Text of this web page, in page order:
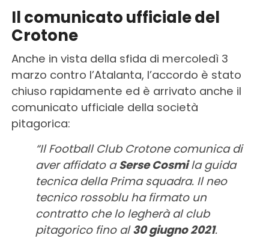
Il comunicato ufficiale del
Crotone
Anche in vista della sfida di mercoledì 3
marzo contro l’Atalanta, l’accordo è stato
chiuso rapidamente ed è arrivato anche il
comunicato ufficiale della società
pitagorica:
“Il Football Club Crotone comunica di
aver affidato aSerse Cosmila guida
tecnica della Prima squadra. Il neo
tecnico rossoblu ha firmato un
contratto che lo legherà al club
pitagorico fino al30 giugno 2021.